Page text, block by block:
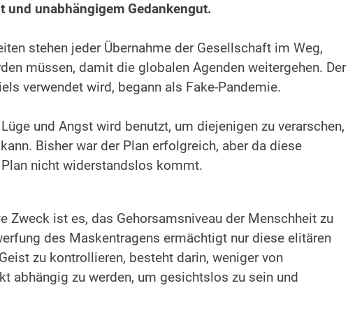
und unabhängigem Gedankengut.
stehen jeder Übernahme der Gesellschaft im Weg,
müssen, damit die globalen Agenden weitergehen. Der
verwendet wird, begann als Fake-Pandemie.
und Angst wird benutzt, um diejenigen zu verarschen,
Bisher war der Plan erfolgreich, aber da diese
nicht widerstandslos kommt.
Zweck ist es, das Gehorsamsniveau der Menschheit zu
des Maskentragens ermächtigt nur diese elitären
zu kontrollieren, besteht darin, weniger von
abhängig zu werden, um gesichtslos zu sein und